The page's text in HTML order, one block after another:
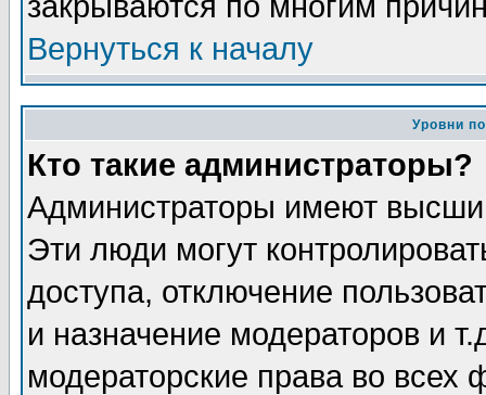
Вернуться к началу
Уровни
Кто такие администраторы?
Администраторы имеют
Эти люди могут
доступа, отключение
и назначение модераторов и
модераторские права во всех